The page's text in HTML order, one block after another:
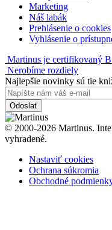
Marketing
Náš labák
Prehlásenie o cookies
Vyhlásenie o
Martinus je certifikovaný
Nerobíme rozdiely
Najlepšie novinky sú tie
Odoslať
© 2000-2026 Martinus.
vyhradené.
Nastaviť cookies
Ochrana súkromia
Obchodné